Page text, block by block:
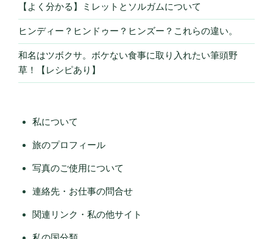
【よく分かる】ミレットとソルガムについて
ヒンディー？ヒンドゥー？ヒンズー？これらの違い。
和名はツボクサ。ボケない食事に取り入れたい筆頭野
草！【レシピあり】
私について
旅のプロフィール
写真のご使用について
連絡先・お仕事の問合せ
関連リンク・私の他サイト